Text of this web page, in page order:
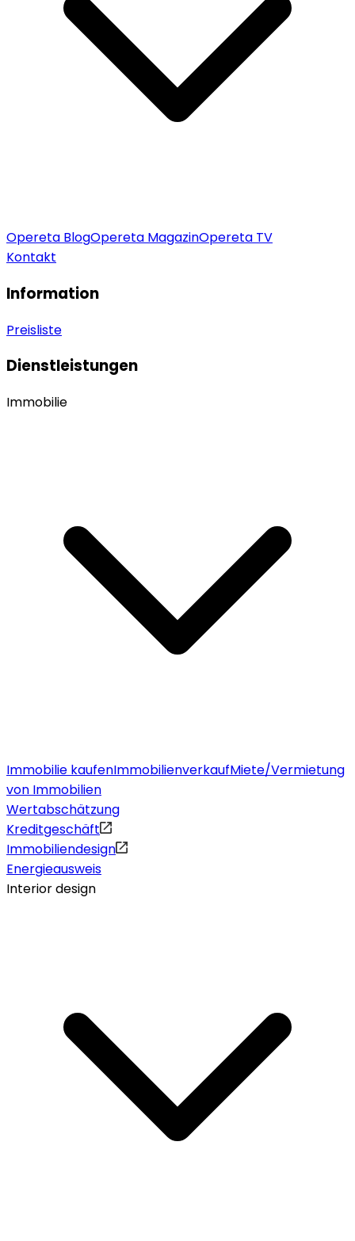
Opereta BlogOpereta MagazinOpereta TV
Kontakt
Information
Preisliste
Dienstleistungen
Immobilie
Immobilie kaufenImmobilienverkaufMiete/Vermietung
von Immobilien
Wertabschätzung
Kreditgeschäft
Immobiliendesign
Energieausweis
Interior design